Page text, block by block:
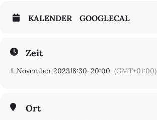
KALENDER GOOGLECAL
Zeit
1. November 202318:30-20:00 (GMT+01:00)
Ort